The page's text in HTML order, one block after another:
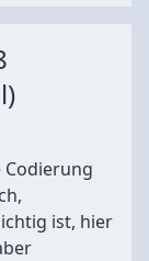
ist, hier